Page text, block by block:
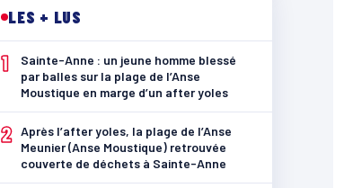
LES + LUS
1
Sainte-Anne : un jeune homme blessé
par balles sur la plage de l’Anse
Moustique en marge d’un after yoles
2 Après l’after yoles, la plage de l’Anse
Meunier (Anse Moustique) retrouvée
couverte de déchets à Sainte-Anne